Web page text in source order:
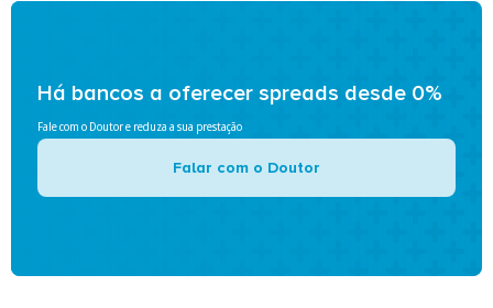
Há bancos a oferecer spreads desde 0%
Fale com o Doutor e reduza a sua prestação
Falar com o Doutor